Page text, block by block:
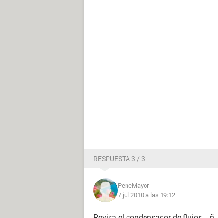
RESPUESTA 3 / 3
PeneMayor
7 jul 2010 a las 19:12